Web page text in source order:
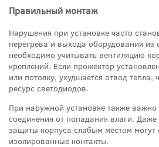
Правильный монтаж
Нарушения при установке часто
перегрева и выхода оборудования
необходимо учитывать вентиляцию
креплений. Если прожектор
или потолку, ухудшается отвод тепла,
ресурс светодиодов.
При наружной установке также
соединения от попадания влаги.
защиты корпуса слабым местом могут
изолированные контакты.